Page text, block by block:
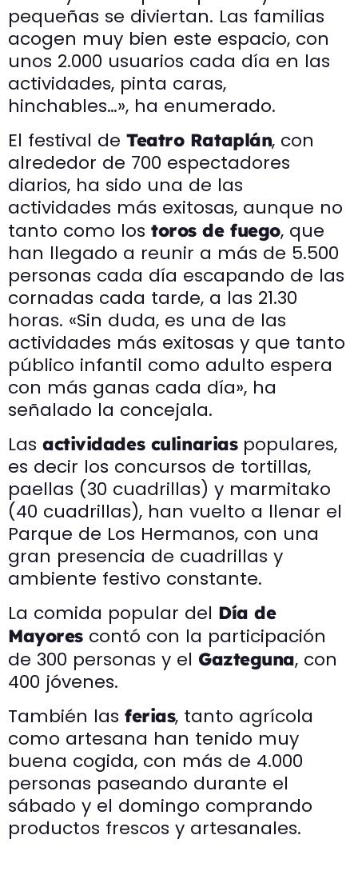
pequeñas se diviertan. Las familias
acogen muy bien este espacio, con
unos 2.000 usuarios cada día en las
actividades, pinta caras,
hinchables…», ha enumerado.
El festival de Teatro Rataplán, con
alrededor de 700 espectadores
diarios, ha sido una de las
actividades más exitosas, aunque no
tanto como los toros de fuego, que
han llegado a reunir a más de 5.500
personas cada día escapando de las
cornadas cada tarde, a las 21.30
horas. «Sin duda, es una de las
actividades más exitosas y que tanto
público infantil como adulto espera
con más ganas cada día», ha
señalado la concejala.
Las actividades culinariaspopulares,
es decir los concursos de tortillas,
paellas (30 cuadrillas) y marmitako
(40 cuadrillas), han vuelto a llenar el
Parque de Los Hermanos, con una
gran presencia de cuadrillas y
ambiente festivo constante.
La comida popular del Día de
Mayorescontó con la participación
de 300 personas y el Gazteguna, con
400 jóvenes.
También las ferias, tanto agrícola
como artesana han tenido muy
buena cogida, con más de 4.000
personas paseando durante el
sábado y el domingo comprando
productos frescos y artesanales.